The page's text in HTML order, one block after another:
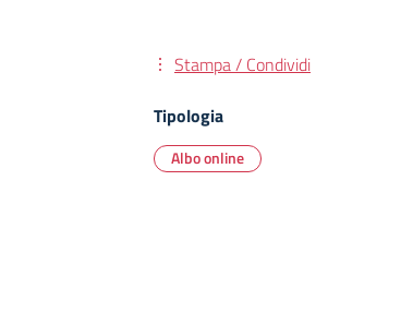
Stampa / Condividi
Tipologia
Albo online